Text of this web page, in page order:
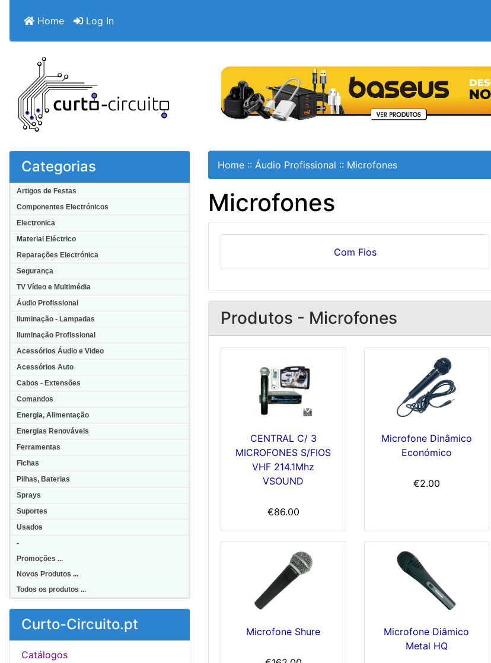
Home Log In
Categorias
Artigos de Festas
Componentes Electrónicos
Electronica
Material Eléctrico
Reparações Electrónica
Segurança
TV Vídeo e Multimédia
Áudio Profissional
Iluminação - Lampadas
Iluminação Profissional
Acessórios Áudio e Video
Acessórios Auto
Cabos - Extensões
Comandos
Energia, Alimentação
Energias Renováveis
Ferramentas
Fichas
Pilhas, Baterias
Sprays
Suportes
Usados
-
Promoções ...
Novos Produtos ...
Todos os produtos ...
Curto-Circuito.pt
Catálogos
Home :: Áudio Profissional :: Microfones
Microfones
Com Fios
Produtos - Microfones
CENTRAL C/ 3
MICROFONES S/FIOS
VHF 214.1Mhz
VSOUND
€86.00
Microfone Dinâmico
Económico
€2.00
Microfone Shure
Microfone Diâmico
Metal HQ